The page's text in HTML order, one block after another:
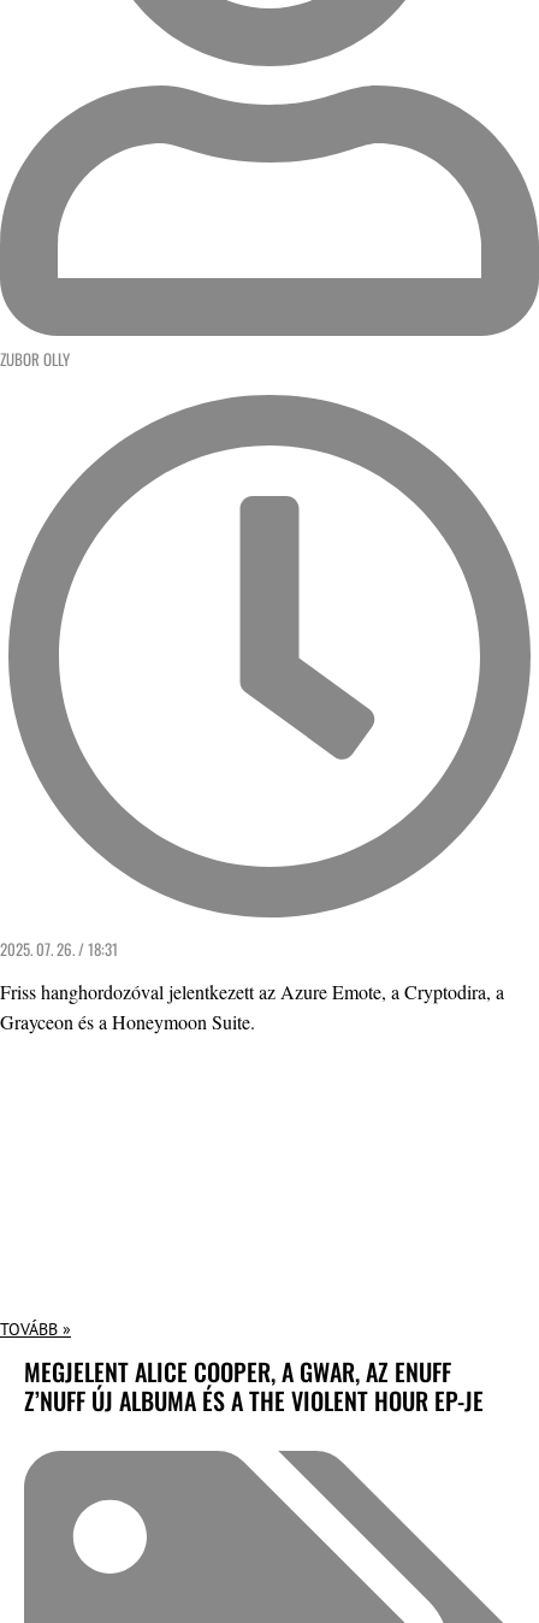
ZUBOR OLLY
2025. 07. 26. / 18:31
Friss hanghordozóval jelentkezett az Azure Emote, a Cryptodira, a
Grayceon és a Honeymoon Suite.
TOVÁBB »
MEGJELENT ALICE COOPER, A GWAR, AZ ENUFF
Z’NUFF ÚJ ALBUMA ÉS A THE VIOLENT HOUR EP-JE